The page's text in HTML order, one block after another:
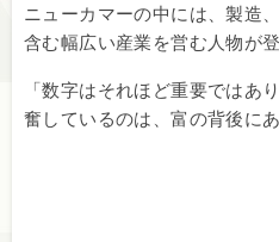
ニューカマーの中には、製造
含む幅広い産業を営む人物が
「数字はそれほど重要ではあ
奮しているのは、富の背後に